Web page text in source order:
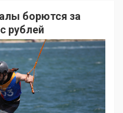
борются за
рублей